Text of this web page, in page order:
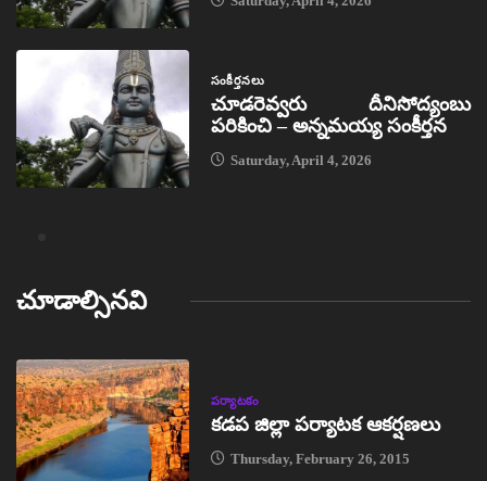
సంకీర్తనలు
చూడరెవ్వరు దీనిసోద్యంబు
పరికించి – అన్నమయ్య సంకీర్తన
Saturday, April 4, 2026
చూడాల్సినవి
పర్యాటకం
కడప జిల్లా పర్యాటక ఆకర్షణలు
Thursday, February 26, 2015